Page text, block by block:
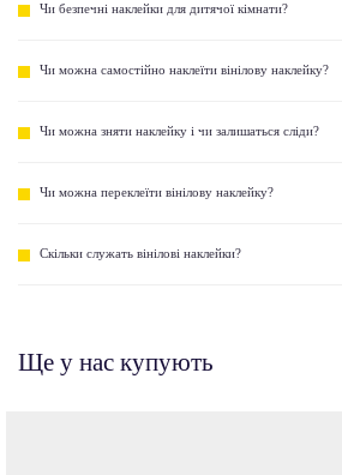
Чи безпечні наклейки для дитячої кімнати?
Чи можна самостійно наклеїти вінілову наклейку?
Чи можна зняти наклейку і чи залишаться сліди?
Чи можна переклеїти вінілову наклейку?
Скільки служать вінілові наклейки?
Ще у нас купують